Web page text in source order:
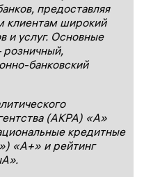
предоставляя
клиентам широкий
и услуг. Основные
розничный,
банковский
(АКРА) «А»
кредитные
«А+» и рейтинг